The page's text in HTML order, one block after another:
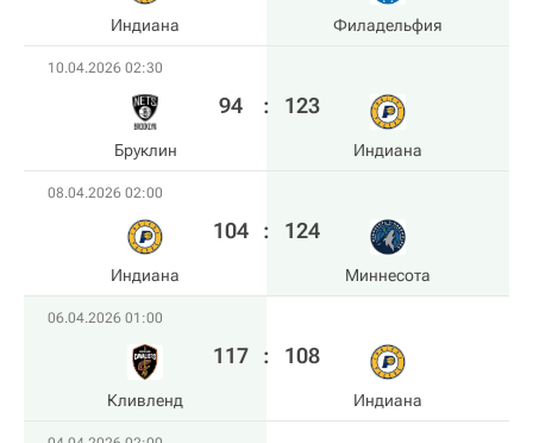
Индиана Филадельфия
10.04.2026 02:30
Бруклин
94 : 123
Индиана
08.04.2026 02:00
Индиана
104 : 124
Миннесота
06.04.2026 01:00
Кливленд
117 : 108
Индиана